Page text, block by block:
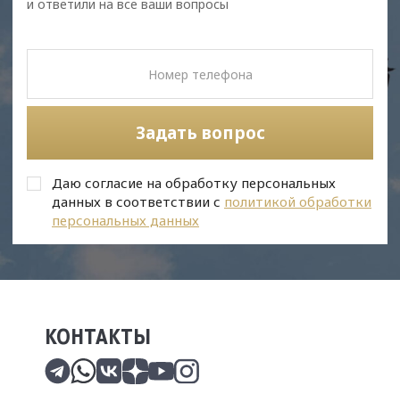
и ответили на все ваши вопросы
Задать вопрос
Даю согласие на обработку персональных
данных в соответствии с политикой обработки
персональных данных
КОНТАКТЫ